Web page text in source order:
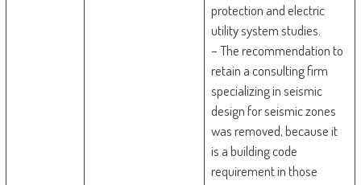
protection and electric
utility system studies.
– The recommendation to
retain a consulting firm
specializing in seismic
design for seismic zones
was removed, because it
is a building code
requirement in those